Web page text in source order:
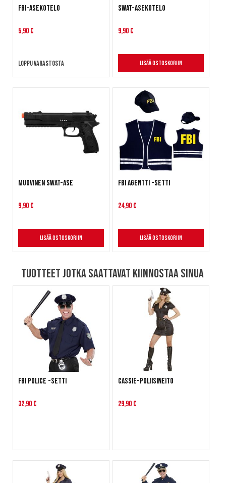
FBI-asekotelo
5,90 €
Loppu varastosta
SWAT-asekotelo
9,90 €
Lisää ostoskoriin
Muovinen SWAT-ase
9,90 €
Lisää ostoskoriin
FBI Agentti -setti
24,90 €
Lisää ostoskoriin
Tuotteet jotka saattavat kiinnostaa sinua
FBI Police -setti
32,90 €
Cassie-poliisineito
29,90 €